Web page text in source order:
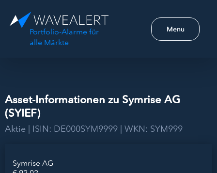
Portfolio-Alarme für
alle Märkte
Menu
Asset-Informationen zu Symrise AG
(SYIEF)
Aktie | ISIN: DE000SYM9999 | WKN: SYM999
Symrise AG